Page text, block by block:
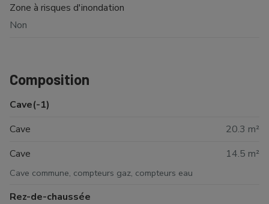
Zone à risques d'inondation
Non
Composition
Cave(-1)
Cave
20.3 m²
Cave
14.5 m²
Cave commune, compteurs gaz, compteurs eau
Rez-de-chaussée